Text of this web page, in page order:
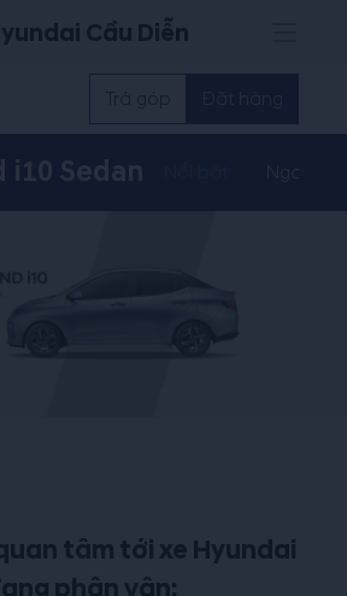
Cầu Diễn
Trả góp
tâm tới xe Hyundai
phân vân: